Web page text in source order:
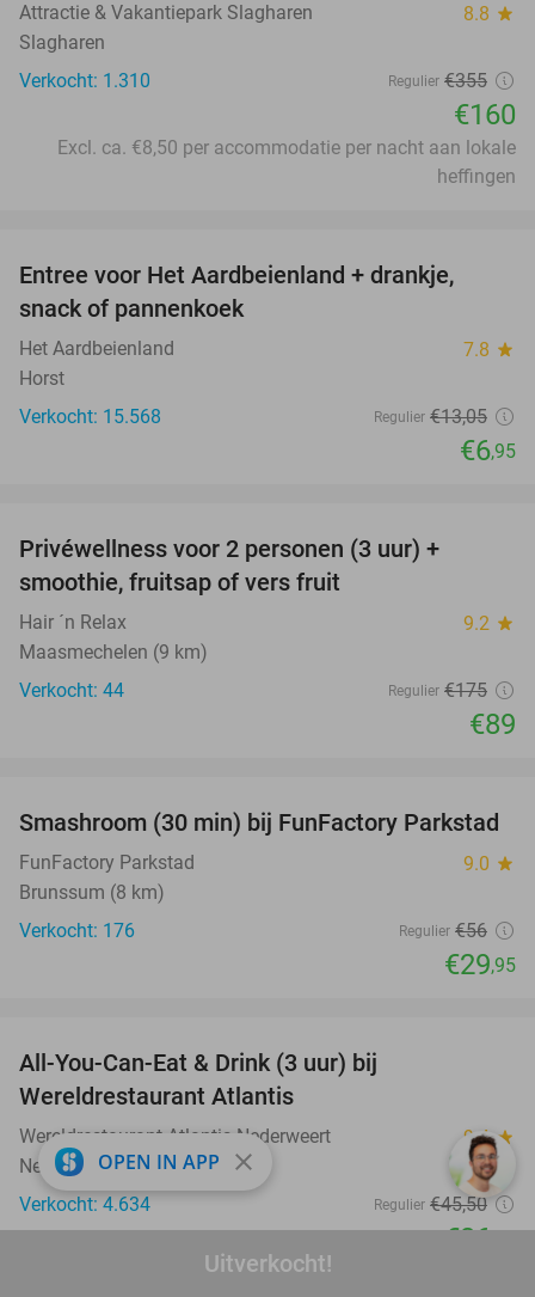
Uitverkocht!
Attractie & Vakantiepark Slagharen 8.8 star
Slagharen
Verkocht: 1.310
Regulier €355
€160
Excl. ca. €8,50 per accommodatie per nacht aan lokale
heffingen
Entree voor Het Aardbeienland + drankje,
snack of pannenkoek
Het Aardbeienland 7.8 star
Horst
Verkocht: 15.568
Regulier €13,05
€6,95
Privéwellness voor 2 personen (3 uur) +
smoothie, fruitsap of vers fruit
Hair ´n Relax 9.2 star
Maasmechelen (9 km)
Verkocht: 44
Regulier €175
€89
47%
Smashroom (30 min) bij FunFactory Parkstad
FunFactory Parkstad 9.0 star
Brunssum (8 km)
Verkocht: 176
Regulier €56
€29,95
All-You-Can-Eat & Drink (3 uur) bij
Wereldrestaurant Atlantis
Wereldrestaurant Atlantis Nederweert 9.4star
Nederweert
Verkocht: 4.634
Regulier €45,50
€36
OPEN IN APP close